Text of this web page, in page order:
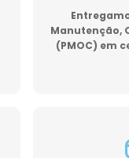
Manutenção,
(PMOC) em